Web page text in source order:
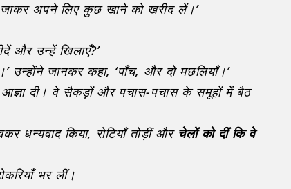
जाकर अपने लिए कुछ खाने को खरीद लें।’
और उन्हें खिलाएँ?’
उन्होंने जानकर कहा, ‘पाँच, और दो मछलियाँ।’
दी। वे सैकड़ों और पचास-पचास के समूहों में बैठ
धन्यवाद किया, रोटियाँ तोड़ीं और चेलों को दीं कि वे
भर लीं।